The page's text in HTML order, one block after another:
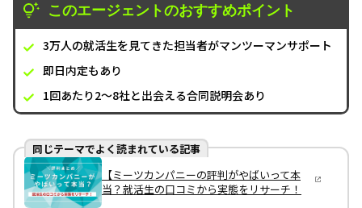
このエージェントのおすすめポイント
3万人の就活生を見てきた担当者がマンツーマンサポート
即日内定もあり
1回あたり2～8社と出会える合同説明会あり
同じテーマでよく読まれている記事
【ミーツカンパニーの評判がやばいって本
当？就活生の口コミから実態をリサーチ！